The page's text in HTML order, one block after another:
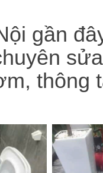
gần
thông